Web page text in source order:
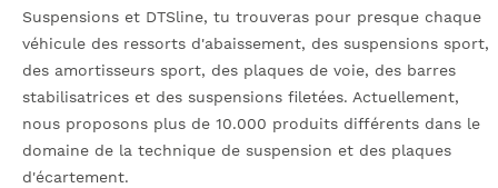
Suspensions et DTSline, tu trouveras pour presque chaque
véhicule des ressorts d'abaissement, des suspensions sport,
des amortisseurs sport, des plaques de voie, des barres
stabilisatrices et des suspensions filetées. Actuellement,
nous proposons plus de 10.000 produits différents dans le
domaine de la technique de suspension et des plaques
d'écartement.